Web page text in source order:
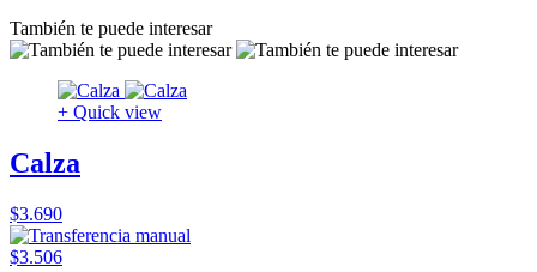
También te puede interesar
+ Quick view
Calza
$3.690
$3.506